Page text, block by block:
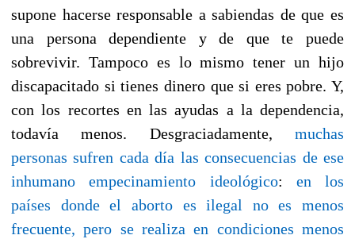
supone hacerse responsable a sabiendas de que es
una persona dependiente y de que te puede
sobrevivir. Tampoco es lo mismo tener un hijo
discapacitado si tienes dinero que si eres pobre. Y,
con los recortes en las ayudas a la dependencia,
todavía menos. Desgraciadamente, muchas
personas sufren cada día las consecuencias de ese
inhumano empecinamiento ideológico: en los
países donde el aborto es ilegal no es menos
frecuente, pero se realiza en condiciones menos